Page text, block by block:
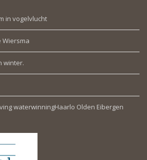
in vogelvlucht
Wiersma
winter.
waterwinningHaarlo Olden Eibergen